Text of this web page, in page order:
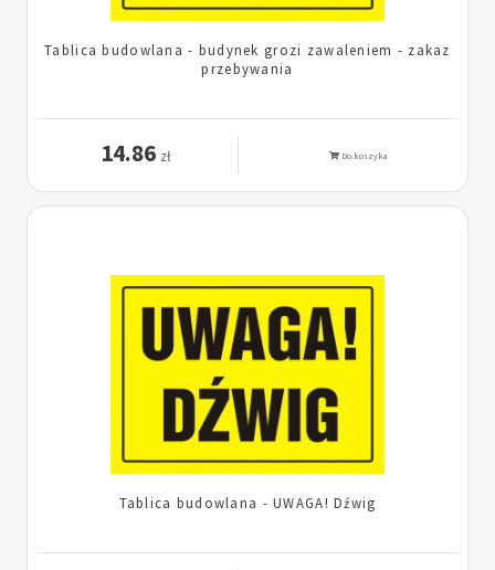
Tablica budowlana - budynek grozi zawaleniem - zakaz
przebywania
14.86 zł Do koszyka
Tablica budowlana - UWAGA! Dźwig